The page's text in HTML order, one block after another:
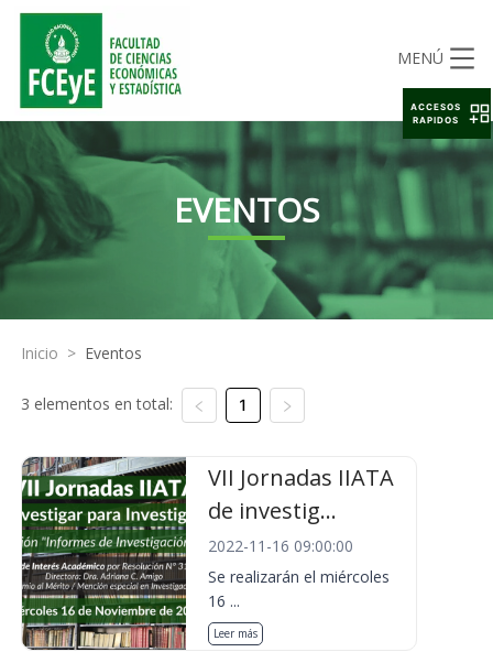
MENÚ
EVENTOS
Inicio > Eventos
3 elementos en total: 1
VII Jornadas IIATA
de investig...
2022-11-16 09:00:00
Se realizarán el miércoles
16 ...
Leer más
ACCESOS
RAPIDOS